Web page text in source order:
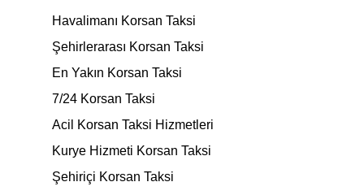
Havalimanı Korsan Taksi
Şehirlerarası Korsan Taksi
En Yakın Korsan Taksi
7/24 Korsan Taksi
Acil Korsan Taksi Hizmetleri
Kurye Hizmeti Korsan Taksi
Şehiriçi Korsan Taksi